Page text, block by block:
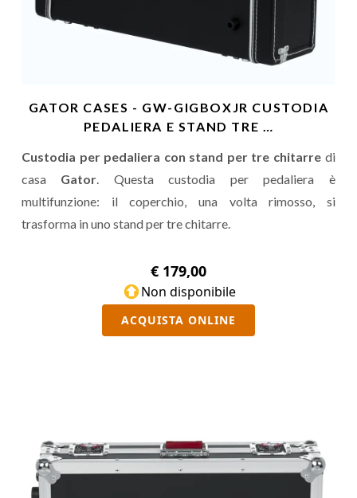
GATOR CASES - GW-GIGBOXJR CUSTODIA
PEDALIERA E STAND TRE …
Custodia per pedaliera con stand per tre chitarre di
casa Gator. Questa custodia per pedaliera è
multifunzione: il coperchio, una volta rimosso, si
trasforma in uno stand per tre chitarre.
€ 179,00
Non disponibile
ACQUISTA ONLINE